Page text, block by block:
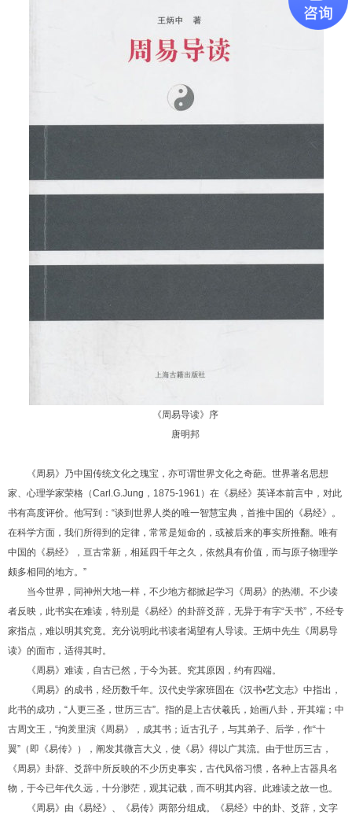
《周易导读》序
唐明邦
《周易》乃中国传统文化之瑰宝，亦可谓世界文化之奇葩。世界著名思想
家、心理学家荣格（Carl.G.Jung，1875-1961）在《易经》英译本前言中，对此
书有高度评价。他写到：“谈到世界人类的唯一智慧宝典，首推中国的《易经》。
在科学方面，我们所得到的定律，常常是短命的，或被后来的事实所推翻。唯有
中国的《易经》，亘古常新，相延四千年之久，依然具有价值，而与原子物理学
颇多相同的地方。”
当今世界，同神州大地一样，不少地方都掀起学习《周易》的热潮。不少读
者反映，此书实在难读，特别是《易经》的卦辞爻辞，无异于有字“天书”，不经专
家指点，难以明其究竟。充分说明此书读者渴望有人导读。王炳中先生《周易导
读》的面市，适得其时。
《周易》难读，自古已然，于今为甚。究其原因，约有四端。
《周易》的成书，经历数千年。汉代史学家班固在《汉书•艺文志》中指出，
此书的成功，“人更三圣，世历三古”。指的是上古伏羲氏，始画八卦，开其端；中
古周文王，“拘羑里演《周易》，成其书；近古孔子，与其弟子、后学，作“十
翼”（即《易传》），阐发其微言大义，使《易》得以广其流。由于世历三古，
《周易》卦辞、爻辞中所反映的不少历史事实，古代风俗习惯，各种上古器具名
物，于今已年代久远，十分渺茫，观其记载，而不明其内容。此难读之故一也。
《周易》由《易经》、《易传》两部分组成。《易经》中的卦、爻辞，文字